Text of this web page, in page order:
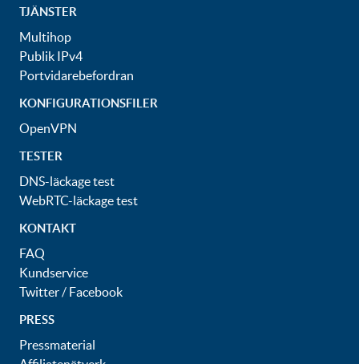
TJÄNSTER
Multihop
Publik IPv4
Portvidarebefordran
KONFIGURATIONSFILER
OpenVPN
TESTER
DNS-läckage test
WebRTC-läckage test
KONTAKT
FAQ
Kundservice
Twitter/ Facebook
PRESS
Pressmaterial